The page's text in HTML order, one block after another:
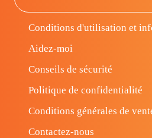
Conditions d'utilisation et
Aidez-moi
Conseils de sécurité
Politique de confidentialité
Conditions générales de
Contactez-nous